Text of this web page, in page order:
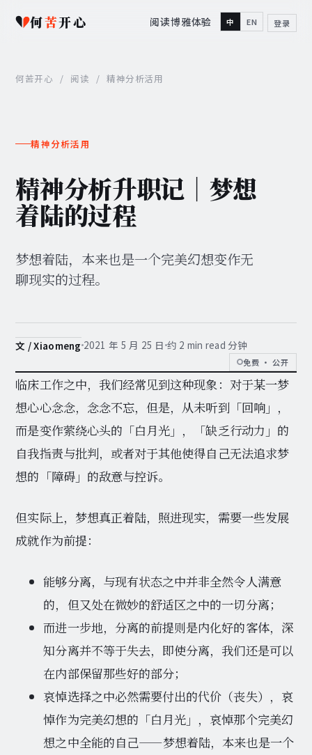
何苦开心 阅读博雅体验 中 EN 登录
何苦开心 / 阅读 / 精神分析活用
精神分析活用
精神分析升职记｜梦想
着陆的过程
梦想着陆，本来也是一个完美幻想变作无
聊现实的过程。
文 / Xiaomeng 2021 年 5 月 25 日 约 2 min read 分钟
免费 · 公开
临床工作之中，我们经常见到这种现象：对于某一梦
想心心念念，念念不忘，但是，从未听到「回响」，
而是变作萦绕心头的「白月光」，「缺乏行动力」的
自我指责与批判，或者对于其他使得自己无法追求梦
想的「障碍」的敌意与控诉。
但实际上，梦想真正着陆，照进现实，需要一些发展
成就作为前提：
能够分离，与现有状态之中并非全然令人满意
的，但又处在微妙的舒适区之中的一切分离；
而进一步地，分离的前提则是内化好的客体，深
知分离并不等于失去，即使分离，我们还是可以
在内部保留那些好的部分；
哀悼选择之中必然需要付出的代价（丧失），哀
悼作为完美幻想的「白月光」，哀悼那个完美幻
想之中全能的自己——梦想着陆，本来也是一个